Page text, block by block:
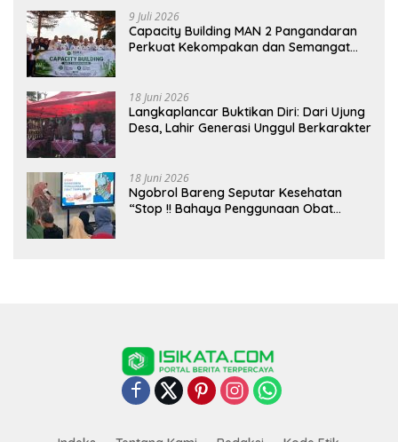
9 Juli 2026
Capacity Building MAN 2 Pangandaran
Perkuat Kekompakan dan Semangat
18 Juni 2026
Langkaplancar Buktikan Diri: Dari Ujung
Desa, Lahir Generasi Unggul Berkarakter
18 Juni 2026
Ngobrol Bareng Seputar Kesehatan
“Stop !! Bahaya Penggunaan Obat